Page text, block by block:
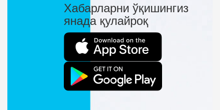
Хабарларни ўқишингиз
янада қулайроқ